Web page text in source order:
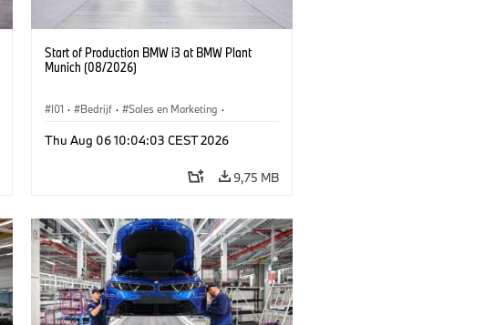
Start of Production BMW i3 at BMW Plant
Munich (08/2026)
I01 · Bedrijf · Sales en Marketing ·
Thu Aug 06 10:04:03 CEST 2026
9,75 MB